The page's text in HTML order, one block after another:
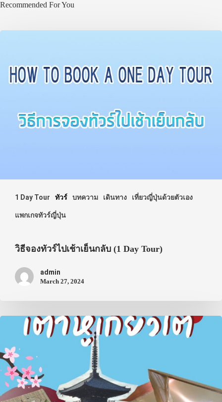
Recommended For You
1 Day Tour ทัวร์ บทความ เดินทาง เที่ยวญี่ปุ่นด้วยตัวเอง
แพกเกจทัวร์ญี่ปุ่น
วิธีจองทัวร์ไปเช้าเย็นกลับ (1 Day Tour)
admin
March 27, 2024
รถบัส
ทัวร์
VIDEO
ภาพประทับใจ